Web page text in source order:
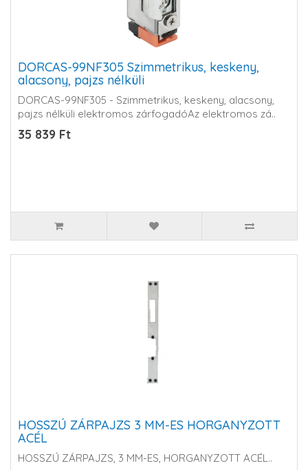
DORCAS-99NF305 Szimmetrikus, keskeny,
alacsony, pajzs nélküli
DORCAS-99NF305 - Szimmetrikus, keskeny, alacsony,
pajzs nélküli elektromos zárfogadóAz elektromos zá..
35 839 Ft
HOSSZÚ ZÁRPAJZS 3 MM-ES HORGANYZOTT
ACÉL
HOSSZÚ ZÁRPAJZS, 3 MM-ES, HORGANYZOTT ACÉL ..